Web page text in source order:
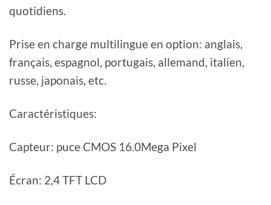
quotidiens.
Prise en charge multilingue en option: anglais,
français, espagnol, portugais, allemand, italien,
russe, japonais, etc.
Caractéristiques:
Capteur: puce CMOS 16.0Mega Pixel
Écran: 2,4 TFT LCD